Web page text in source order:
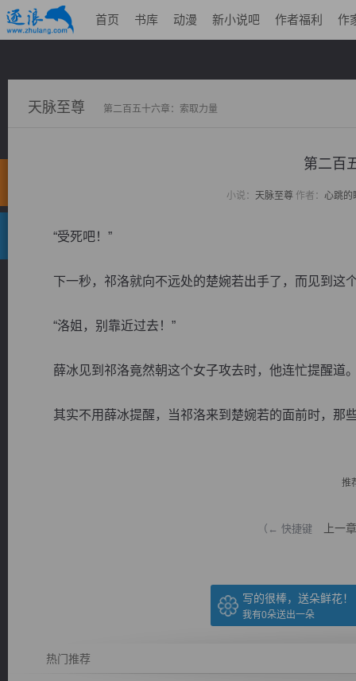
首页 书库 动漫 新小说吧 作者福利 作
天脉至尊 第二百五十六章：索取力量
第二百
小说： 天脉至尊作者： 心跳的
“受死吧！”
下一秒，祁洛就向不远处的楚婉若出手了，而见到这
“洛姐，别靠近过去！”
薛冰见到祁洛竟然朝这个女子攻去时，他连忙提醒道
其实不用薛冰提醒，当祁洛来到楚婉若的面前时，那
推
（← 快捷键 上一章
写的很棒，送朵鲜花！
我有0朵送出一朵
热门推荐